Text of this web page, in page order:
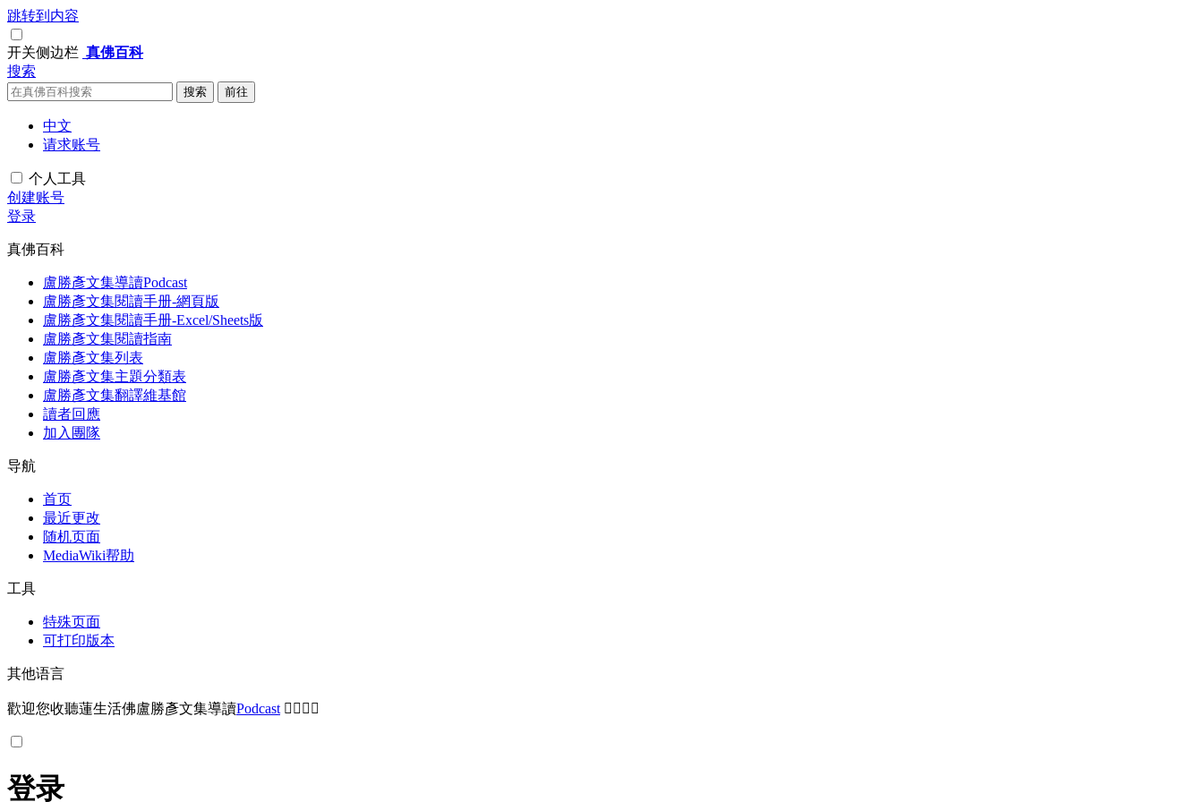
跳转到内容
开关侧边栏 真佛百科
搜索
中文
请求账号
个人工具
创建账号
登录
真佛百科
盧勝彥文集導讀Podcast
盧勝彥文集閱讀手册-網頁版
盧勝彥文集閱讀手册-Excel/Sheets版
盧勝彥文集閱讀指南
盧勝彥文集列表
盧勝彥文集主題分類表
盧勝彥文集翻譯維基館
讀者回應
加入團隊
导航
首页
最近更改
随机页面
MediaWiki帮助
工具
特殊页面
可打印版本
其他语言
歡迎您收聽蓮生活佛盧勝彥文集導讀Podcast 🙋‍♂️🙋‍♀️
登录